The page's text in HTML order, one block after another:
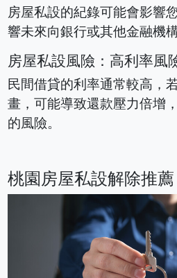
房屋私設的紀錄可能會影響
響未來向銀行或其他金融機
房屋私設風險：高利率風
民間借貸的利率通常較高，
畫，可能導致還款壓力倍增
的風險。
桃園房屋私設解除推